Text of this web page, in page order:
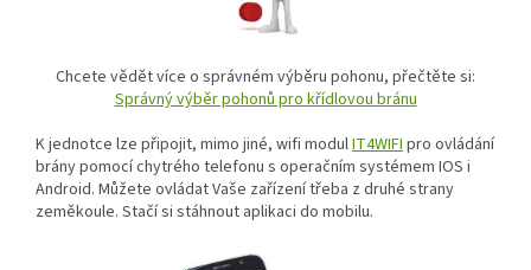
Chcete vědět více o správném výběru pohonu, přečtěte si:
Správný výběr pohonů pro křídlovou bránu
K jednotce lze připojit, mimo jiné, wifi modulIT4WIFIpro ovládání
brány pomocí chytrého telefonu s operačním systémem IOS i
Android. Můžete ovládat Vaše zařízení třeba z druhé strany
zeměkoule. Stačí si stáhnout aplikaci do mobilu.